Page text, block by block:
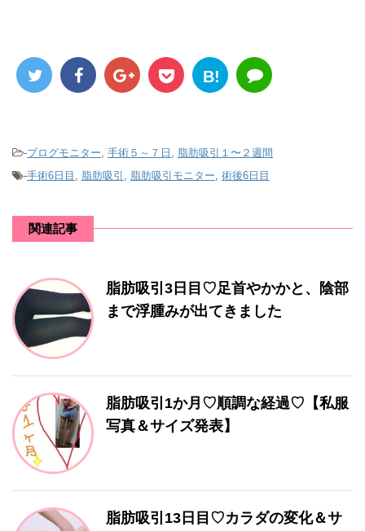
B!
-ブログモニター 手術５～７日
脂肪吸引１〜２週間
-手術6日目 脂肪吸引 脂肪吸引モニター 術後6日目
関連記事
脂肪吸引3日目♡足首やかかと、陰部
まで浮腫みが出てきました
脂肪吸引1か月♡順調な経過♡【私服
写真＆サイズ発表】
脂肪吸引13日目♡カラダの変化＆サ